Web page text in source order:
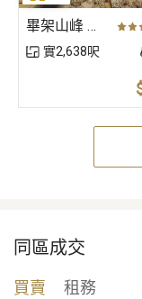
畢架山峰 歌和老街20號〈獨立屋〉
實2,638呎
同區成交
買賣 租務